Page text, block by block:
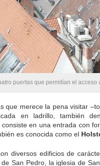
puertas que permitían el acceso
que merece la pena visitar
en ladrillo, también
en una entrada con
es conocida como el
diversos edificios de
San Pedro, la iglesia de